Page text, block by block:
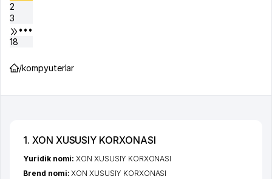
2
3
•••
18
/kompyuterlar
1. XON XUSUSIY KORXONASI
Yuridik nomi:XON XUSUSIY KORXONASI
Brend nomi:XON XUSUSIY KORXONASI